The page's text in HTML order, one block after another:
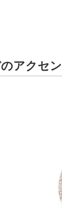
アクセ